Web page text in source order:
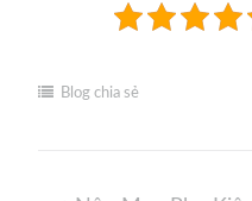
Blog chia sẻ